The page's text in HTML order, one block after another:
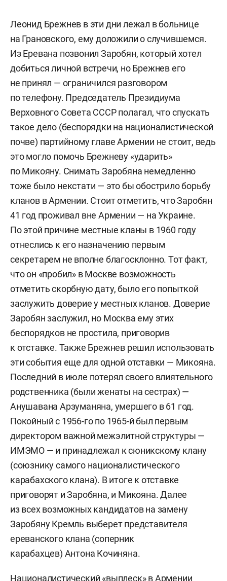
Леонид Брежнев в эти дни лежал в больнице
на Грановского, ему доложили о случившемся.
Из Еревана позвонил Заробян, который хотел
добиться личной встречи, но Брежнев его
не принял — ограничился разговором
по телефону. Председатель Президиума
Верховного Совета СССР полагал, что спускать
такое дело (беспорядки на националистической
почве) партийному главе Армении не стоит, ведь
это могло помочь Брежневу «ударить»
по Микояну. Снимать Заробяна немедленно
тоже было некстати — это бы обострило борьбу
кланов в Армении. Стоит отметить, что Заробян
41 год проживал вне Армении — на Украине.
По этой причине местные кланы в 1960 году
отнеслись к его назначению первым
секретарем не вполне благосклонно. Тот факт,
что он «пробил» в Москве возможность
отметить скорбную дату, было его попыткой
заслужить доверие у местных кланов. Доверие
Заробян заслужил, но Москва ему этих
беспорядков не простила, приговорив
к отставке. Также Брежнев решил использовать
эти события еще для одной отставки — Микояна.
Последний в июле потерял своего влиятельного
родственника (были женаты на сестрах) —
Анушавана Арзуманяна, умершего в 61 год.
Покойный с 1956-го по 1965-й был первым
директором важной межэлитной структуры —
ИМЭМО — и принадлежал к сюникскому клану
(союзнику самого националистического
карабахского клана). В итоге к отставке
приговорят и Заробяна, и Микояна. Далее
из всех возможных кандидатов на замену
Заробяну Кремль выберет представителя
ереванского клана (соперник
карабахцев) Антона Кочиняна.
Националистический «выплеск» в Армении